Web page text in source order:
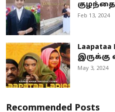
குழந்தை
Feb 13, 2024
Laapataa
இருக்கு
May 3, 2024
Recommended Posts